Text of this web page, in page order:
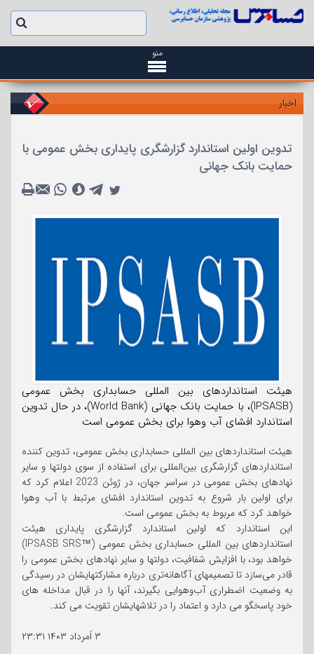
منو
اخبار
تدوین اولین استاندارد گزارشگری پایداری بخش عمومی با
حمایت بانک جهانی
هیئت استانداردهای بین المللی حسابداری بخش عمومی
(IPSASB)، با حمایت بانک جهانی (World Bank)، در حال تدوین
استاندارد افشای آب وهوا برای بخش عمومی است
هیئت استانداردهای بین المللی حسابداری بخش عمومی، تدوین کننده
استانداردهای گزارشگری بین‌المللی برای استفاده از سوی دولتها و سایر
نهادهای بخش عمومی در سراسر جهان، در ژوئن 2023 اعلام کرد که
برای اولین بار شروع به تدوین استاندارد افشای مرتبط با آب وهوا
خواهد کرد که مربوط به بخش عمومی است.
این استاندارد که اولین استاندارد گزارشگری پایداری هیئت
استانداردهای بین المللی حسابداری بخش عمومی (™IPSASB SRS)
خواهد بود، با افزایش شفافیت، دولتها و سایر نهادهای بخش عمومی را
قادر می‌سازد تا تصمیمهای آگاهانه‌تری درباره مشارکتهایشان در رسیدگی
به وضعیت اضطراری آب‌وهوایی بگیرند، آنها را در قبال مداخله های
خود پاسخگو می دارد و اعتماد را در تلاشهایشان تقویت می کند.
۳ اَمرداد ۱۴۰۳
۲۳:۳۱